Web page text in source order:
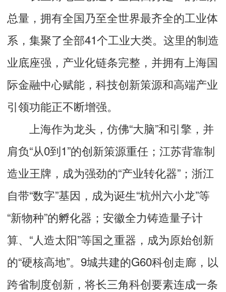
总量，拥有全国乃至全世界最齐全的工业体
系，集聚了全部41个工业大类。这里的制造
业底座强，产业化链条完整，并拥有上海国
际金融中心赋能，科技创新策源和高端产业
引领功能正不断增强。
上海作为龙头，仿佛“大脑”和引擎，并
肩负“从0到1”的创新策源重任；江苏背靠制
造业王牌，成为强劲的“产业转化器”；浙江
自带“数字”基因，成为诞生“杭州六小龙”等
“新物种”的孵化器；安徽全力铸造量子计
算、“人造太阳”等国之重器，成为原始创新
的“硬核高地”。9城共建的G60科创走廊，以
跨省制度创新，将长三角科创要素连成一条